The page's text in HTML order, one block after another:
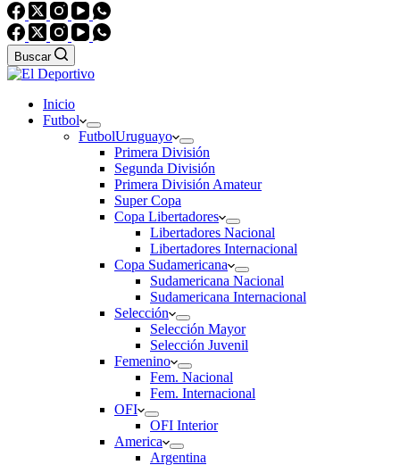
Buscar
Inicio
Futbol
FutbolUruguayo
Primera División
Segunda División
Primera División Amateur
Super Copa
Copa Libertadores
Libertadores Nacional
Libertadores Internacional
Copa Sudamericana
Sudamericana Nacional
Sudamericana Internacional
Selección
Selección Mayor
Selección Juvenil
Femenino
Fem. Nacional
Fem. Internacional
OFI
OFI Interior
America
Argentina